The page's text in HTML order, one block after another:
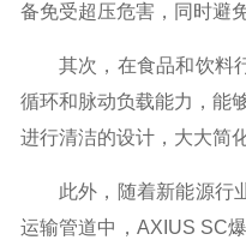
参数特点介绍
20- B参数特点介绍
1AC20参数介绍
132S-4/PHE参数介绍
备免受超压危害，同时避
其次，在食品和饮料行
循环和脉动负载能力，能
进行清洁的设计，大大简
此外，随着新能源行业
运输管道中，AXIUS SC